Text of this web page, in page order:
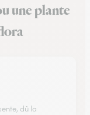
une plante
dû la